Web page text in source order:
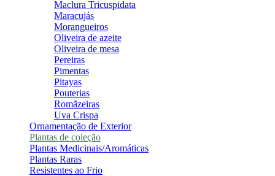
Maclura Tricuspidata
Maracujás
Morangueiros
Oliveira de azeite
Oliveira de mesa
Pereiras
Pimentas
Pitayas
Pouterias
Romãzeiras
Uva Crispa
Ornamentação de Exterior
Plantas de coleção
Plantas Medicinais/Aromáticas
Plantas Raras
Resistentes ao Frio